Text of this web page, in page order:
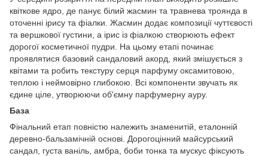
квіткове ядро, де панує білий жасмин та травнева троянда в
оточенні ірису та фіалки. Жасмин додає композиції чуттєвості
та вершкової густини, а ірис із фіалкою створюють ефект
дорогої косметичної пудри. На цьому етапі починає
проявлятися базовий сандаловий акорд, який змішується з
квітами та робить текстуру серця парфуму оксамитовою,
теплою і неймовірно глибокою. Всі компоненти звучать як
єдине ціле, утворюючи об'ємну парфумерну ауру.
База
Фінальний етап повністю належить знаменитій, еталонній
деревно-бальзамічній основі. Дорогоцінний майсурський
сандал, густа ваніль, амбра, боби тонка та мускус фіксують